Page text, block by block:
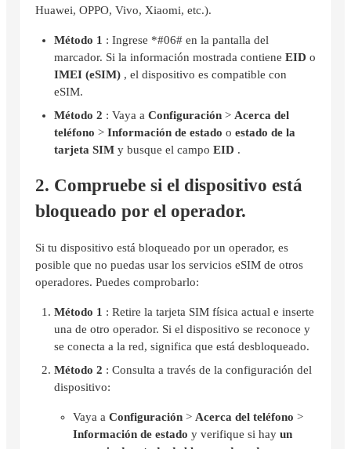
Huawei, OPPO, Vivo, Xiaomi, etc.).
Método 1 : Ingrese *#06# en la pantalla del
marcador. Si la información mostrada contiene EID o
IMEI (eSIM) , el dispositivo es compatible con
eSIM.
Método 2 : Vaya a Configuración > Acerca del
teléfono > Información de estado o estado de la
tarjeta SIM y busque el campo EID .
2. Compruebe si el dispositivo está
bloqueado por el operador.
Si tu dispositivo está bloqueado por un operador, es
posible que no puedas usar los servicios eSIM de otros
operadores. Puedes comprobarlo:
Método 1 : Retire la tarjeta SIM física actual e inserte
una de otro operador. Si el dispositivo se reconoce y
se conecta a la red, significa que está desbloqueado.
Método 2 : Consulta a través de la configuración del
dispositivo:
Vaya a Configuración > Acerca del teléfono >
Información de estado y verifique si hay un